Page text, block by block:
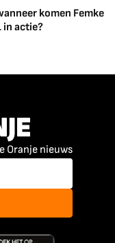
komen Femke
in actie?
Oranje nieuws